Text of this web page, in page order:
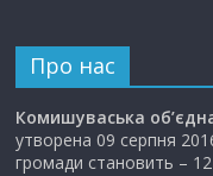
Про нас
Комишуваська
утворена 09 серпня
громади становить –